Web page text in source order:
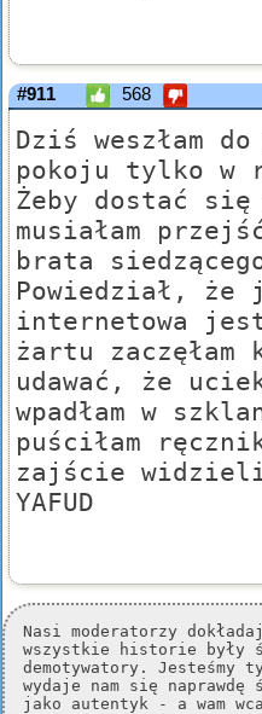
#911 568
Dziś weszłam do
pokoju tylko w
Żeby dostać
musiałam
brata
Powiedział, że
internetowa
żartu zaczęłam
udawać, że
wpadłam w
puściłam
zajście
YAFUD
Nasi moderatorzy
wszystkie historie były
demotywatory. Jesteśmy
wydaje nam się
jako autentyk - a wam